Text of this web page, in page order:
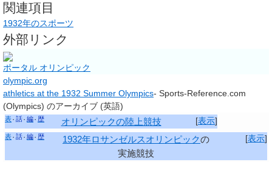
関連項目
1932年のスポーツ
外部リンク
ポータル オリンピック
olympic.org
athletics at the 1932 Summer Olympics- Sports-Reference.com
(Olympics) のアーカイブ (英語)
[表示]
表 話 編 歴 オリンピックの陸上競技
[表示]
表 話 編 歴 1932年ロサンゼルスオリンピックの
実施競技